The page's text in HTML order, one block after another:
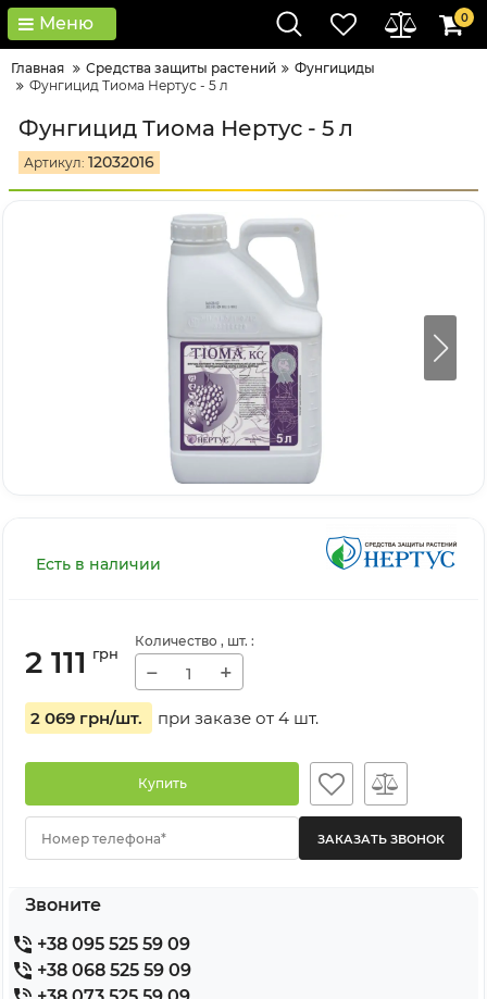
Меню 0
Главная Средства защиты растений
Фунгициды
Фунгицид Тиома Нертус - 5 л
Фунгицид Тиома Нертус - 5 л
Артикул: 12032016
Есть в наличии
2 111 грн
Количество , шт. :
− +
2 069 грн/шт. при заказе от 4 шт.
Купить
Номер телефона*
Звоните
+38 095 525 59 09
+38 068 525 59 09